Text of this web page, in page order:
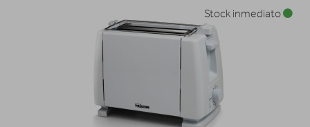
Stock inmediato